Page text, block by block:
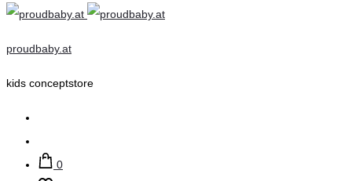
proudbaby.at
kids conceptstore
0